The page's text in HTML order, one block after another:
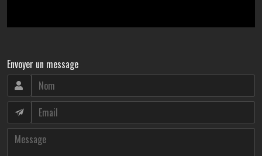
Envoyer un message